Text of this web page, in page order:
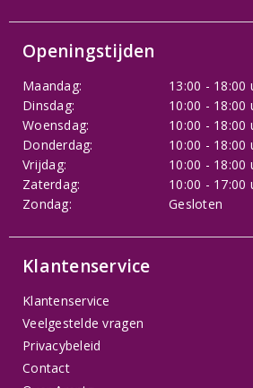
Openingstijden
Maandag:
13:00 - 18:00
Dinsdag:
10:00 - 18:00
Woensdag:
10:00 - 18:00
Donderdag:
10:00 - 18:00
Vrijdag:
10:00 - 18:00
Zaterdag:
10:00 - 17:00
Zondag:
Gesloten
Klantenservice
Klantenservice
Veelgestelde vragen
Privacybeleid
Contact